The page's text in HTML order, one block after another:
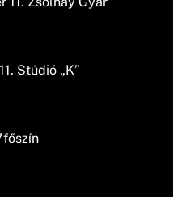
Stúdió „K”